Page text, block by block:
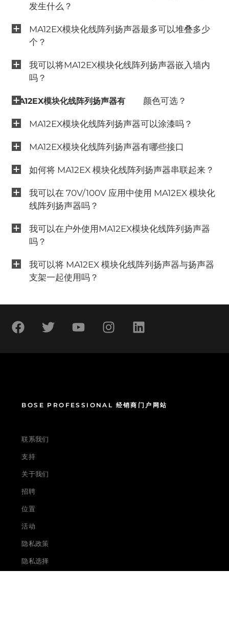
发生什么？
MA12EX模块化线阵列扬声器最多可以堆叠多少
个？
我可以将MA12EX模块化线阵列扬声器嵌入墙内
吗？
MA12EX模块化线阵列扬声器有 颜色可选？
MA12EX模块化线阵列扬声器可以涂漆吗？
MA12EX模块化线阵列扬声器有哪些接口
如何将 MA12EX 模块化线阵列扬声器串联起来？
我可以在 70V/100V 应用中使用 MA12EX 模块化
线阵列扬声器吗？
我可以在户外使用MA12EX模块化线阵列扬声器
吗？
我可以将 MA12EX 模块化线阵列扬声器与扬声器
支架一起使用吗？
BOSE PROFESSIONAL 经销商门户网站
联系我们
支持
关于我们
招聘
位置
活动
隐私政策
隐私选择